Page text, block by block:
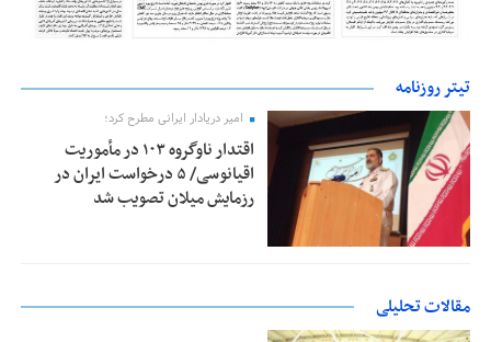
تیتر روزنامه
امیر دریادار ایرانی مطرح کرد؛
اقتدار ناوگروه ۱۰۳ در مأموریت‌
اقیانوسی/ ۵ درخواست ایران در
رزمایش میلان تصویب شد
مقالات تحلیلی